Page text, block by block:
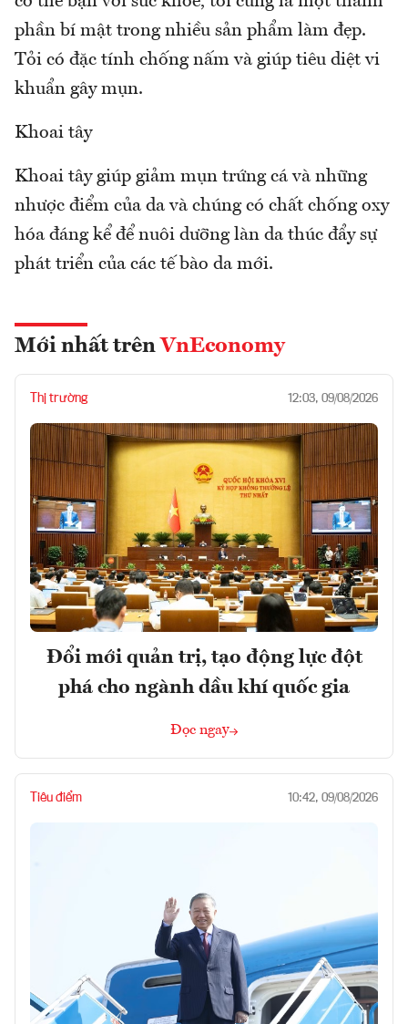
phần bí mật trong nhiều sản phẩm làm đẹp.
Tỏi có đặc tính chống nấm và giúp tiêu diệt vi
khuẩn gây mụn.
Khoai tây
Khoai tây giúp giảm mụn trứng cá và những
nhược điểm của da và chúng có chất chống oxy
hóa đáng kể để nuôi dưỡng làn da thúc đẩy sự
phát triển của các tế bào da mới.
Mới nhất trên VnEconomy
Thị trường 12:03, 09/08/2026
Đổi mới quản trị, tạo động lực đột
phá cho ngành dầu khí quốc gia
Đọc ngay
Tiêu điểm 10:42, 09/08/2026